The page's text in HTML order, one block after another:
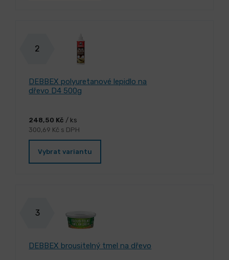
2
DEBBEX polyuretanové lepidlo na
dřevo D4 500g
248,50 Kč / ks
300,69 Kč s DPH
Vybrat variantu
3
DEBBEX brousitelný tmel na dřevo